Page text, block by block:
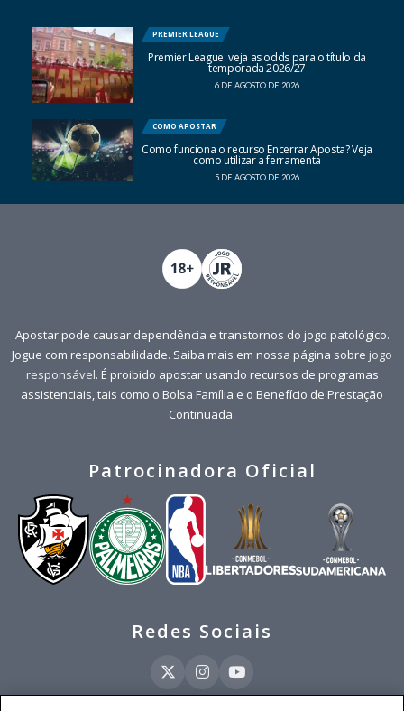
PREMIER LEAGUE
Premier League: veja as odds para o título da
temporada 2026/27
6 DE AGOSTO DE 2026
COMO APOSTAR
Como funciona o recurso Encerrar Aposta? Veja
como utilizar a ferramenta
5 DE AGOSTO DE 2026
Apostar pode causar dependência e transtornos do jogo patológico.
Jogue com responsabilidade. Saiba mais em nossa página sobre jogo
responsável. É proibido apostar usando recursos de programas
assistenciais, tais como o Bolsa Família e o Benefício de Prestação
Continuada.
Patrocinadora Oficial
Redes Sociais